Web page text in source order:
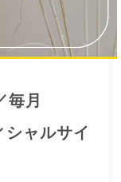
毎月
シャルサイ